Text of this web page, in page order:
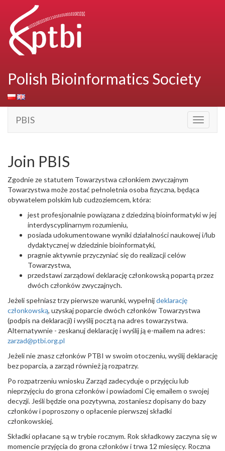
Polish Bioinformatics Society
Toggle
PBIS
Join PBIS
Zgodnie ze statutem Towarzystwa członkiem zwyczajnym
Towarzystwa może zostać pełnoletnia osoba fizyczna, będąca
obywatelem polskim lub cudzoziemcem, która:
jest profesjonalnie powiązana z dziedziną bioinformatyki w jej
interdyscyplinarnym rozumieniu,
posiada udokumentowane wyniki działalności naukowej i/lub
dydaktycznej w dziedzinie bioinformatyki,
pragnie aktywnie przyczyniać się do realizacji celów
Towarzystwa,
przedstawi zarządowi deklarację członkowską popartą przez
dwóch członków zwyczajnych.
Jeżeli spełniasz trzy pierwsze warunki, wypełnijdeklarację
członkowską, uzyskaj poparcie dwóch członków Towarzystwa
(podpis na deklaracji) i wyślij pocztą na adres towarzystwa.
Alternatywnie - zeskanuj deklarację i wyślij ją e-mailem na adres:
zarzad@ptbi.org.pl
Jeżeli nie znasz członków PTBI w swoim otoczeniu, wyślij deklarację
bez poparcia, a zarząd również ją rozpatrzy.
Po rozpatrzeniu wniosku Zarząd zadecyduje o przyjęciu lub
nieprzyjęciu do grona członków i powiadomi Cię emailem o swojej
decyzji. Jeśli będzie ona pozytywna, zostaniesz dopisany do bazy
członków i poproszony o opłacenie pierwszej składki
członkowskiej.
Składki opłacane są w trybie rocznym. Rok składkowy zaczyna się w
momencie przyjęcia do grona członków i trwa 12 miesięcy. Roczna